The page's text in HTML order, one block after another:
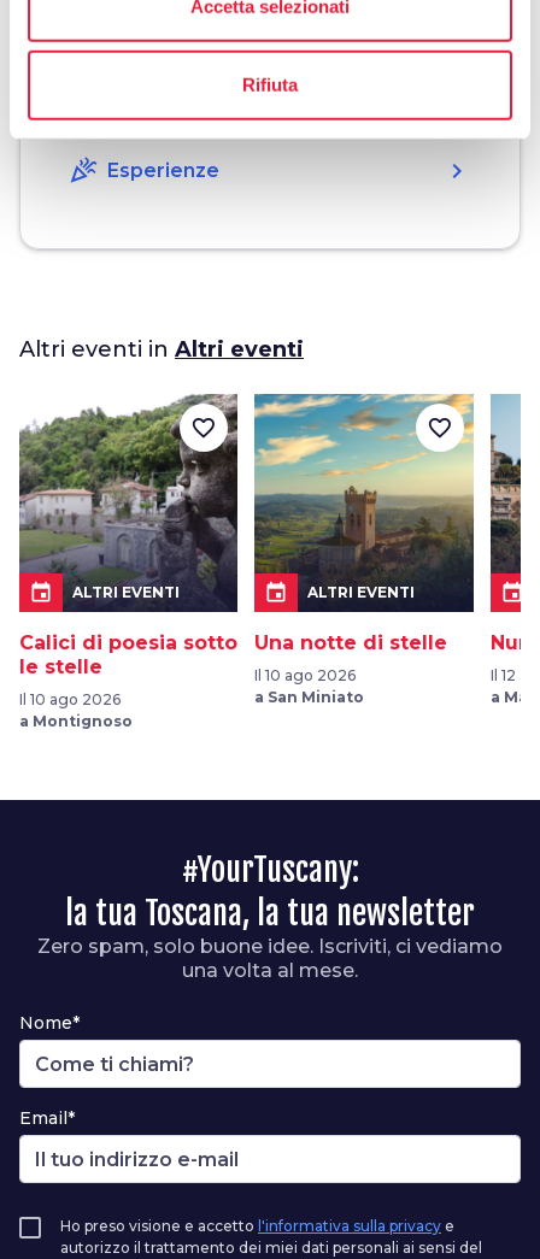
Accetta selezionati
Rifiuta
restaurant Dove mangiare chevron_right
holiday_village Pacchetti e soggiorni chevron_right
celebration Esperienze chevron_right
Altri eventi in Altri eventi
event ALTRI EVENTI
Calici di poesia sotto
le stelle
Il 10 ago 2026
a Montignoso
favorite_border
event ALTRI EVENTI
Una notte di stelle
Il 10 ago 2026
a San Miniato
favorite_border
event
Il 12
a
#YourTuscany:
la tua Toscana, la tua newsletter
Zero spam, solo buone idee. Iscriviti, ci vediamo
una volta al mese.
Nome*
Email*
Ho preso visione e accetto l'informativa sulla privacy e
autorizzo il trattamento dei miei dati personali ai sensi del